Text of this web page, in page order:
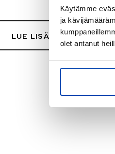
Käytämme
ja
olet antanut
LUE LISÄÄ